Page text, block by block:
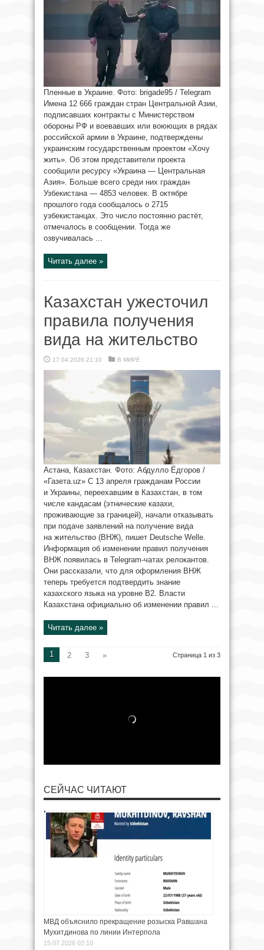
Пленные в Украине. Фото: brigade95 / Telegram
Имена 12 666 граждан стран Центральной Азии,
подписавших контракты с Министерством
обороны РФ и воевавших или воюющих в рядах
российской армии в Украине, подтверждены
украинским государственным проектом «Хочу
жить». Об этом представители проекта
сообщили ресурсу «Украина — Центральная
Азия». Больше всего среди них граждан
Узбекистана — 4853 человек. В октябре
прошлого года сообщалось о 2715
узбекистанцах. Это число постоянно растёт,
отмечалось в сообщении. Тогда же
озвучивалась ...
Читать далее »
Казахстан ужесточил
правила получения
вида на жительство
17.04.2026 21:10 В МИРЕ
Астана, Казахстан. Фото: Абдулло Ёдгоров /
«Газета.uz» С 13 апреля гражданам России
и Украины, переехавшим в Казахстан, в том
числе кандасам (этнические казахи,
проживающие за границей), начали отказывать
при подаче заявлений на получение вида
на жительство (ВНЖ), пишет Deutsche Welle.
Информация об изменении правил получения
ВНЖ появилась в Telegram-чатах релокантов.
Они рассказали, что для оформления ВНЖ
теперь требуется подтвердить знание
казахского языка на уровне B2. Власти
Казахстана официально об изменении правил ...
Читать далее »
Страница 1 из 3
1 2 3 »
СЕЙЧАС ЧИТАЮТ
МВД объяснило прекращение розыска Равшана
Мухитдинова по линии Интерпола
15.07.2026 02:10